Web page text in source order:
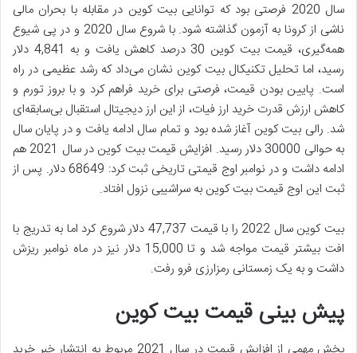
سال 2020 فرصتی بود که توانایی بیت کوین در مقابله با بحران مالی
ناشی از کرونا به آزمون گذاشته شود. با شروع سال 2020 و در پی شیوع
همه‌گیری، قیمت بیت کوین 30 درصد کاهش یافت و به 4,841 دلار
رسید، اما تحلیل تکنیکال بیت کوین نشان می‌داد که رشد عظیمی در راه
است. پایین بودن قیمت، فرصتی برای خرید فراهم کرد و با بروز تورم و
کاهش ارزش قدرت خرید ارز فیات، از این ارز دیجیتال استقبال بی‌سابقه‌ای
شد. رالی بیت کوین آغاز شده بود و تمام سال ادامه یافت و در پایان سال
به حوالی 30000 دلار رسید. افزایش قیمت بیت کوین در سال 2021 هم
ادامه داشت و در نوامبر اوج قیمتی تاریخی ثبت کرد: 68649 دلار. پس از
ثبت این اوج قیمت بیت کوین به سراشیبی نزول افتاد.
بیت کوین سال 2022 را با قیمت 47,737 دلار شروع کرد اما به تدریج با
افت بیشتر قیمت مواجه شد و تا 15,000 دلار نیز در ماه نوامبر ریزش
داشت و به یک زمستانی رمزارزی فرو رفت.
پیش بینی قیمت بیت کوین